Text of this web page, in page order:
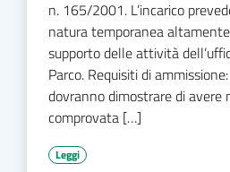
n. 165/2001. L’incarico
natura temporanea
supporto delle attività
Parco. Requisiti di
dovranno dimostrare di avere
comprovata […]
Leggi